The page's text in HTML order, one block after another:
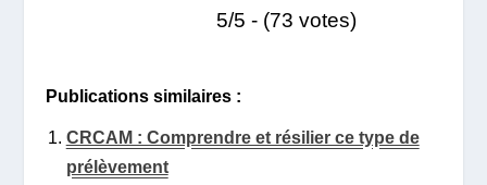
5/5 - (73 votes)
Publications similaires :
CRCAM : Comprendre et résilier ce type de
prélèvement